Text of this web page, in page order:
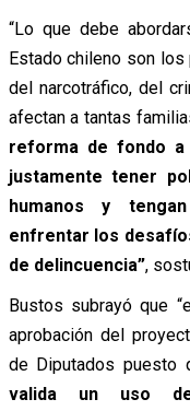
“Lo que debe
Estado chileno son
del narcotráfico, del
afectan a tantas
reforma de fondo
justamente tener
humanos y
enfrentar los
de delincuencia”,
Bustos subrayó que
aprobación del
de Diputados puesto
valida un uso